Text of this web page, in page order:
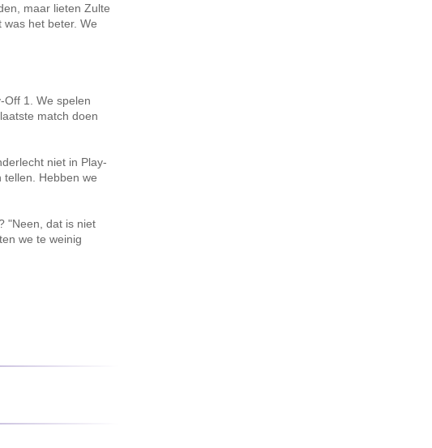
maar lieten Zulte
het beter. We
Off 1. We spelen
match doen
niet in Play-
Hebben we
"Neen, dat is niet
we te weinig